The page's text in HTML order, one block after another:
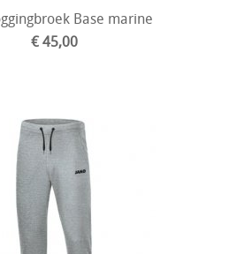
Base marine
€ 45,00